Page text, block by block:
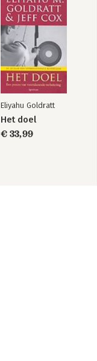
Eliyahu Goldratt
Het doel
€ 33,99